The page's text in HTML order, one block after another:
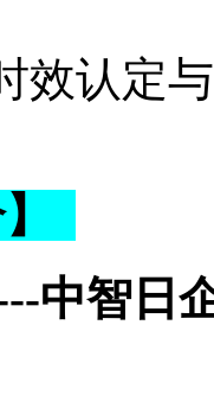
效认定
中智日